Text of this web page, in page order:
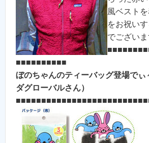
風ベスト
をお祝い
でございま
■■■■■■■■■■
ぼのちゃんのティーバッグ登場で
ダグローバルさん）